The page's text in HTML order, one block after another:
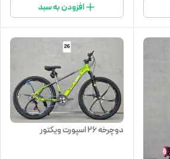
افزودن به سبد
دوچرخه ۲۶ اسپورت ویکتور